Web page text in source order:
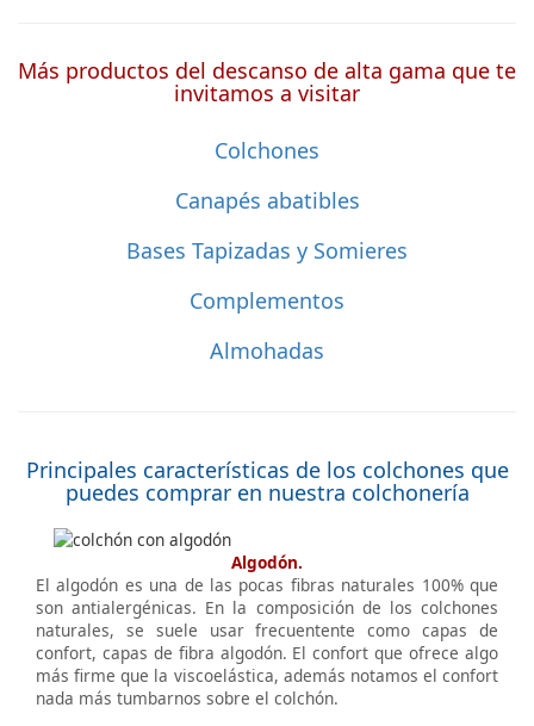
Más productos del descanso de alta gama que te
invitamos a visitar
Colchones
Canapés abatibles
Bases Tapizadas y Somieres
Complementos
Almohadas
Principales características de los colchones que
puedes comprar en nuestra colchonería
Algodón.
El algodón es una de las pocas fibras naturales 100% que
son antialergénicas. En la composición de los colchones
naturales, se suele usar frecuentente como capas de
confort, capas de fibra algodón. El confort que ofrece algo
más firme que la viscoelástica, además notamos el confort
nada más tumbarnos sobre el colchón.